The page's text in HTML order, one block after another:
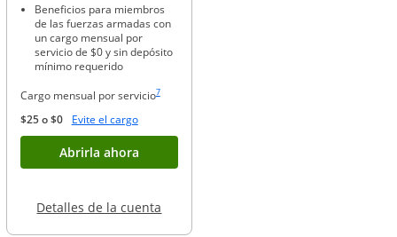
Beneficios para miembros
de las fuerzas armadas con
un cargo mensual por
servicio de $0 y sin depósito
mínimo requerido
Cargo mensual por servicio7
$25 o $0 Evite el cargoAbre superposición
Abrirla ahoraAbre superposición
Detalles de la cuenta